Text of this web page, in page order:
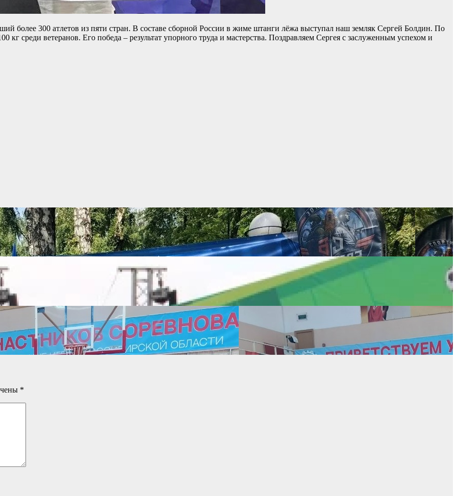
более 300 атлетов из пяти стран. В составе сборной России в жиме штанги лёжа выступал наш земляк Сергей Болдин. По
кг среди ветеранов. Его победа – результат упорного труда и мастерства. Поздравляем Сергея с заслуженным успехом и
*